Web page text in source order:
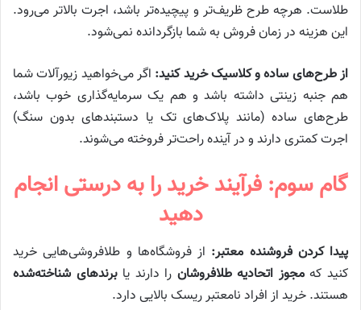
طلاست. هرچه طرح ظریف‌تر و پیچیده‌تر باشد، اجرت بالاتر می‌رود.
این هزینه در زمان فروش به شما بازگردانده نمی‌شود.
از طرح‌های ساده و کلاسیک خرید کنید: اگر می‌خواهید زیورآلات شما
هم جنبه زینتی داشته باشد و هم یک سرمایه‌گذاری خوب باشد،
طرح‌های ساده (مانند پلاک‌های تک یا دستبندهای بدون سنگ)
اجرت کمتری دارند و در آینده راحت‌تر فروخته می‌شوند.
گام سوم: فرآیند خرید را به درستی انجام
دهید
پیدا کردن فروشنده معتبر: از فروشگاه‌ها و طلافروشی‌هایی خرید
کنید کهمجوز اتحادیه طلافروشان را دارند یابرندهای شناخته‌شده
هستند. خرید از افراد نامعتبر ریسک بالایی دارد.